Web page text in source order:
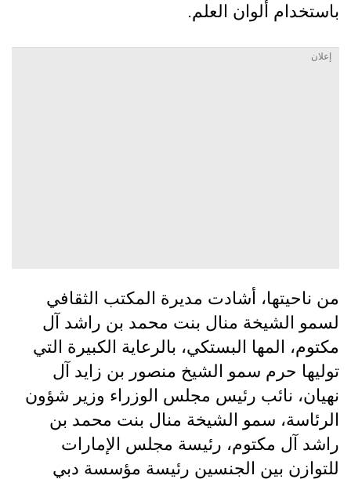
باستخدام ألوان العلم.
من ناحيتها، أشادت مديرة المكتب الثقافي
لسمو الشيخة منال بنت محمد بن راشد آل
مكتوم، المها البستكي، بالرعاية الكبيرة التي
توليها حرم سمو الشيخ منصور بن زايد آل
نهيان، نائب رئيس مجلس الوزراء وزير شؤون
الرئاسة، سمو الشيخة منال بنت محمد بن
راشد آل مكتوم، رئيسة مجلس الإمارات
للتوازن بين الجنسين رئيسة مؤسسة دبي